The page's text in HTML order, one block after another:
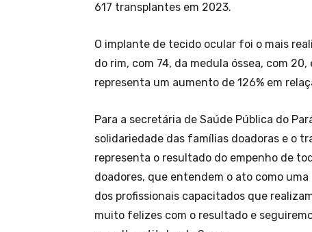
617 transplantes em 2023.
O implante de tecido ocular foi o mais
do rim, com 74, da medula óssea, com
representa um aumento de 126% em
Para a secretária de Saúde Pública do
solidariedade das famílias doadoras e o
representa o resultado do empenho de
doadores, que entendem o ato como
dos profissionais capacitados que
muito felizes com o resultado e